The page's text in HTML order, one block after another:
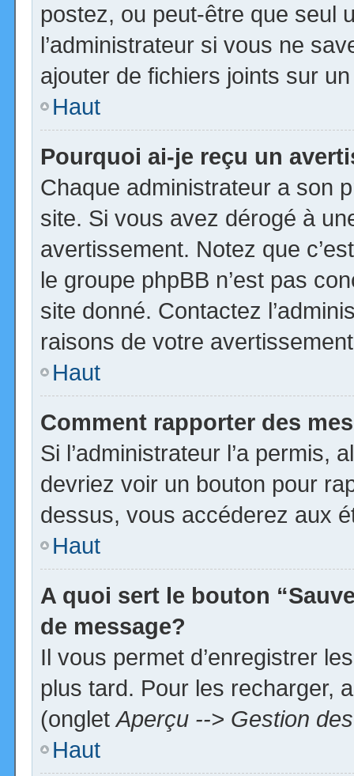
postez, ou peut-être que seul
l’administrateur si vous ne
ajouter de fichiers joints sur
Haut
Pourquoi ai-je reçu un
Chaque administrateur a son
site. Si vous avez dérogé à
avertissement. Notez que
le groupe phpBB n’est pas
site donné. Contactez
raisons de votre
Haut
Comment rapporter des
Si l’administrateur l’a permis,
devriez voir un bouton pour
dessus, vous accéderez aux
Haut
A quoi sert le bouton
de message?
Il vous permet d’enregistrer
plus tard. Pour les recharger,
(ongletAperçu --> Gestion
Haut